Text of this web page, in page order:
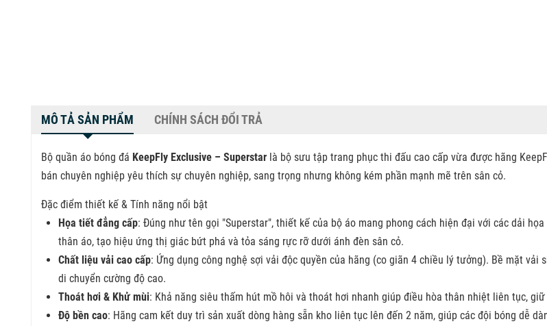
MÔ TẢ SẢN PHẨM CHÍNH SÁCH ĐỔI TRẢ
Bộ quần áo bóng đá KeepFly Exclusive – Superstar là bộ sưu tập trang phục thi đấu cao cấp vừa được hãng
bán chuyên nghiệp yêu thích sự chuyên nghiệp, sang trọng nhưng không kém phần mạnh mẽ trên sân cỏ.
Đặc điểm thiết kế & Tính năng nổi bật
Họa tiết đẳng cấp: Đúng như tên gọi "Superstar", thiết kế của bộ áo mang phong cách hiện đại với các dải
thân áo, tạo hiệu ứng thị giác bứt phá và tỏa sáng rực rỡ dưới ánh đèn sân cỏ.
Chất liệu vải cao cấp: Ứng dụng công nghệ sợi vải độc quyền của hãng (co giãn 4 chiều lý tưởng). Bề mặt
di chuyển cường độ cao.
Thoát hơi & Khử mùi: Khả năng siêu thấm hút mồ hôi và thoát hơi nhanh giúp điều hòa thân nhiệt liên tục,
Độ bền cao: Hãng cam kết duy trì sản xuất dòng hàng sẵn kho liên tục lên đến 2 năm, giúp các đội bóng dễ